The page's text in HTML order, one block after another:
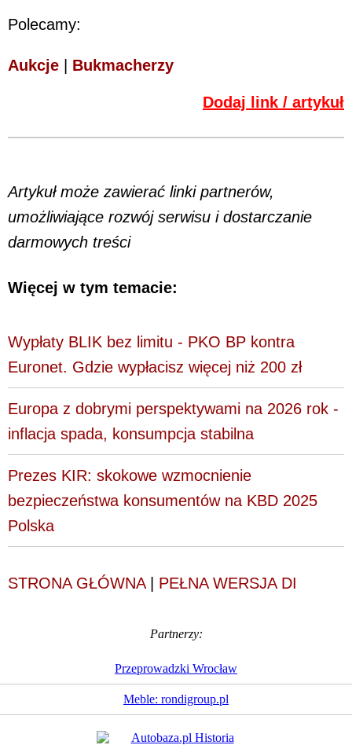
Polecamy:
Aukcje Bukmacherzy
Dodaj link / artykuł
Artykuł może zawierać linki partnerów,
umożliwiające rozwój serwisu i dostarczanie
darmowych treści
Więcej w tym temacie:
Wypłaty BLIK bez limitu - PKO BP kontra
Euronet. Gdzie wypłacisz więcej niż 200 zł
Europa z dobrymi perspektywami na 2026 rok -
inflacja spada, konsumpcja stabilna
Prezes KIR: skokowe wzmocnienie
bezpieczeństwa konsumentów na KBD 2025
Polska
STRONA GŁÓWNA| PEŁNA WERSJA DI
Partnerzy:
Przeprowadzki Wrocław
Meble: rondigroup.pl